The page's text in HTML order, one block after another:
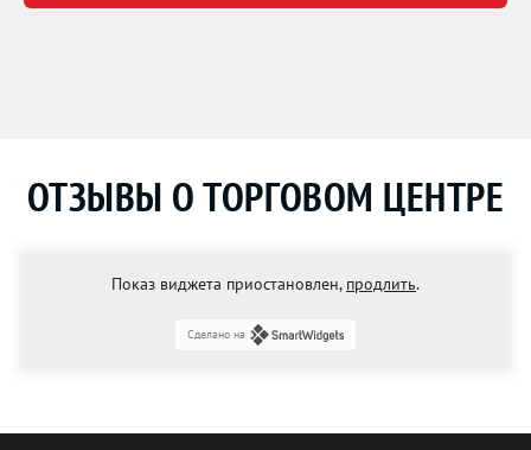
ОТЗЫВЫ О ТОРГОВОМ ЦЕНТРЕ
Показ виджета приостановлен, продлить.
Сделано на